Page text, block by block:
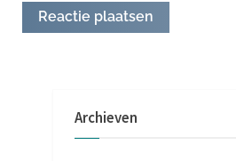
Archieven